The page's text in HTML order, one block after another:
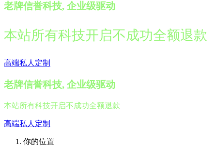
老牌信誉科技, 企业级驱动
本站所有科技开启不成功全额退款
高端私人定制
老牌信誉科技, 企业级驱动
本站所有科技开启不成功全额退款
高端私人定制
你的位置